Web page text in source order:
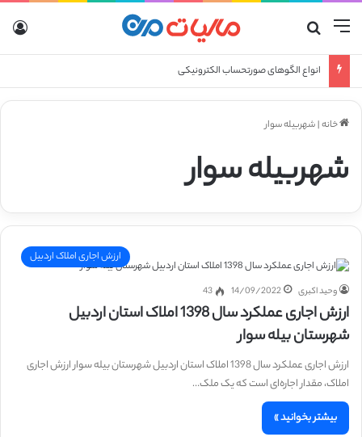
منو
انواع الگوهای صورتحساب الکترونیکی
خانه|شهربیله سوار
شهربیله سوار
ارزش اجاری املاک اردبیل
وحید اکبری 14/09/2022
43
ارزش اجاری عملکرد سال 1398 املاک استان اردبیل
شهرستان بیله سوار
ارزش اجاری عملکرد سال 1398 املاک استان اردبیل شهرستان بیله سوار ارزش اجاری
املاک، مقدار اجاره‌ای است که یک ملک…
بیشتر بخوانید »